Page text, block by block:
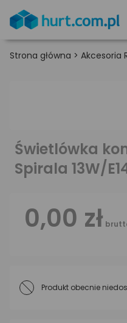
Strona główna > Akcesoria
Świetlówka
Spirala 13W/
0,00 zł
Produkt obecnie